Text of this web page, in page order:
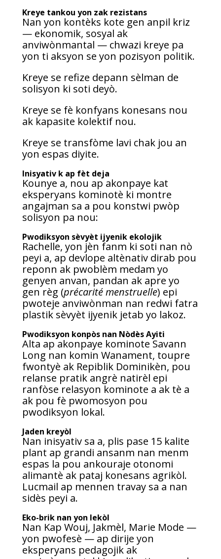
Kreye tankou yon zak rezistans
Nan yon kontèks kote gen anpil kriz
— ekonomik, sosyal ak
anviwònmantal — chwazi kreye pa
yon ti aksyon se yon pozisyon politik.
Kreye se refize depann sèlman de
solisyon ki soti deyò.
Kreye se fè konfyans konesans nou
ak kapasite kolektif nou.
Kreye se transfòme lavi chak jou an
yon espas diyite.
Inisyativ k ap fèt deja
Kounye a, nou ap akonpaye kat
eksperyans kominotè ki montre
angajman sa a pou konstwi pwòp
solisyon pa nou:
Pwodiksyon sèvyèt ijyenik ekolojik
Rachelle, yon jèn fanm ki soti nan nò
peyi a, ap devlope altènativ dirab pou
reponn ak pwoblèm medam yo
genyen anvan, pandan ak apre yo
gen règ (précarité menstruelle) epi
pwoteje anviwònman nan redwi fatra
plastik sèvyèt ijyenik jetab yo lakoz.
Pwodiksyon konpòs nan Nòdès Ayiti
Alta ap akonpaye kominote Savann
Long nan komin Wanament, toupre
fwontyè ak Repiblik Dominikèn, pou
relanse pratik angrè natirèl epi
ranfòse relasyon kominote a ak tè a
ak pou fè pwomosyon pou
pwodiksyon lokal.
Jaden kreyòl
Nan inisyativ sa a, plis pase 15 kalite
plant ap grandi ansanm nan menm
espas la pou ankouraje otonomi
alimantè ak pataj konesans agrikòl.
Lucmail ap mennen travay sa a nan
sidès peyi a.
Eko-brik nan yon lekòl
Nan Kap Wouj, Jakmèl, Marie Mode —
yon pwofesè — ap dirije yon
eksperyans pedagojik ak